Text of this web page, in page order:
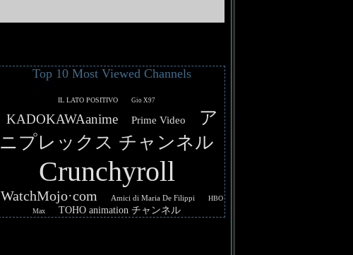
Top 10 Most Viewed Channels
IL LATO POSITIVO Gio X97
KADOKAWAanime Prime Video
ア
ニプレックス チャンネル
Crunchyroll
WatchMojo·com Amici di Maria De Filippi
HBO
Max
TOHO animation チャンネル